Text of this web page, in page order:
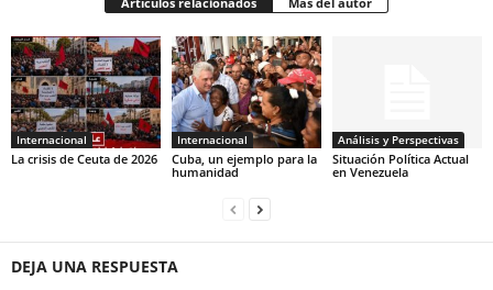
Internacional
La crisis de Ceuta de 2026
Internacional
Cuba, un ejemplo para la
humanidad
Análisis y Perspectivas
Situación Política Actual
en Venezuela
DEJA UNA RESPUESTA